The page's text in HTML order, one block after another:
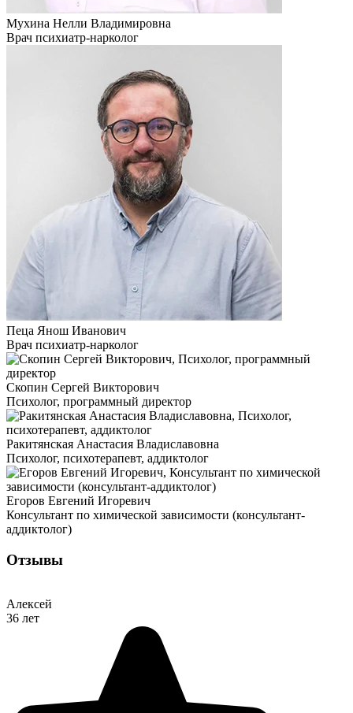
Мухина Нелли Владимировна
Врач психиатр-нарколог
Пеца Янош Иванович
Врач психиатр-нарколог
Скопин Сергей Викторович
Психолог, программный директор
Ракитянская Анастасия Владиславовна
Психолог, психотерапевт, аддиктолог
Егоров Евгений Игоревич
Консультант по химической зависимости (консультант-
аддиктолог)
Отзывы
Алексей
36 лет